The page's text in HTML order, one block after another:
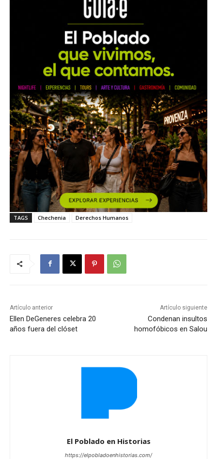
TAGS Chechenia Derechos Humanos
Artículo anterior
Ellen DeGeneres celebra 20
años fuera del clóset
Artículo siguiente
Condenan insultos
homofóbicos en Salou
El Poblado en Historias
https://elpobladoenhistorias.com/